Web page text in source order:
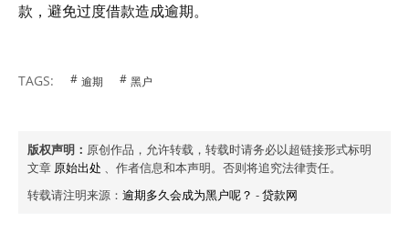
款，避免过度借款造成逾期。
TAGS: 逾期 黑户
版权声明： 原创作品，允许转载，转载时请务必以超链接形式标明
文章 原始出处 、作者信息和本声明。否则将追究法律责任。
转载请注明来源： 逾期多久会成为黑户呢？ -贷款网